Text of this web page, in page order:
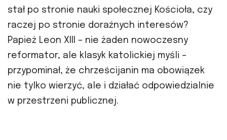
stał po stronie nauki społecznej Kościoła, czy
raczej po stronie doraźnych interesów?
Papież Leon XIII – nie żaden nowoczesny
reformator, ale klasyk katolickiej myśli –
przypominał, że chrześcijanin ma obowiązek
nie tylko wierzyć, ale i działać odpowiedzialnie
w przestrzeni publicznej.